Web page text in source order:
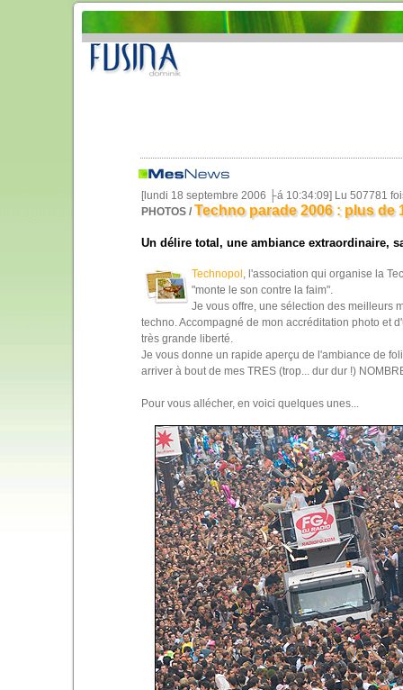
[lundi 18 septembre 2006 ├á 10:34:09] Lu 507781
PHOTOS / Techno parade 2006 : plus
Un délire total, une ambiance extraordinaire,
Technopol , l'association qui organise la
"monte le son contre la faim".
Je vous offre, une sélection des meilleurs
techno. Accompagné de mon accréditation photo et
très grande liberté.
Je vous donne un rapide aperçu de l'ambiance de
arriver à bout de mes TRES (trop... dur dur !)
Pour vous allécher, en voici quelques unes...